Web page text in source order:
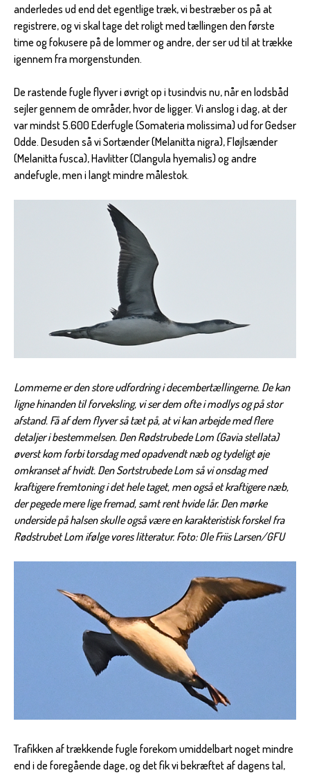
anderledes ud end det egentlige træk, vi bestræber os på at
registrere, og vi skal tage det roligt med tællingen den første
time og fokusere på de lommer og andre, der ser ud til at trække
igennem fra morgenstunden.
De rastende fugle flyver i øvrigt op i tusindvis nu, når en lodsbåd
sejler gennem de områder, hvor de ligger. Vi anslog i dag, at der
var mindst 5.600 Ederfugle (Somateria molissima) ud for Gedser
Odde. Desuden så vi Sortænder (Melanitta nigra), Fløjlsænder
(Melanitta fusca), Havlitter (Clangula hyemalis) og andre
andefugle, men i langt mindre målestok.
Lommerne er den store udfordring i decembertællingerne. De kan
ligne hinanden til forveksling, vi ser dem ofte i modlys og på stor
afstand. Få af dem flyver så tæt på, at vi kan arbejde med flere
detaljer i bestemmelsen. Den Rødstrubede Lom (Gavia stellata)
øverst kom forbi torsdag med opadvendt næb og tydeligt øje
omkranset af hvidt. Den Sortstrubede Lom så vi onsdag med
kraftigere fremtoning i det hele taget, men også et kraftigere næb,
der pegede mere lige fremad, samt rent hvide lår. Den mørke
underside på halsen skulle også være en karakteristisk forskel fra
Rødstrubet Lom ifølge vores litteratur. Foto: Ole Friis Larsen/GFU
Trafikken af trækkende fugle forekom umiddelbart noget mindre
end i de foregående dage, og det fik vi bekræftet af dagens tal,